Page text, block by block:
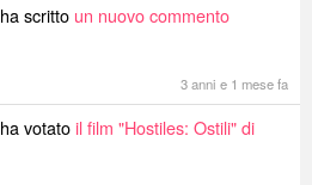
ha scritto un nuovo commento
3 anni e 1 mese fa
ha votatoil film "Hostiles: Ostili" di